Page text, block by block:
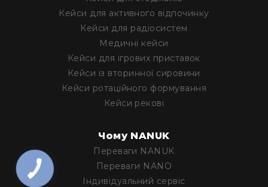
Кейси для активного відпочинку
Кейси для радіосистем
Медичні кейси
Кейси для ігрових приставок
Кейси із вторинної сировини
Кейси ротаційного формування
Кейси рекові
Чому NANUK
Переваги NANUK
Переваги NANO
Iндивідуальний сервіс
КНОПКА
ЗВ'ЯЗКУ